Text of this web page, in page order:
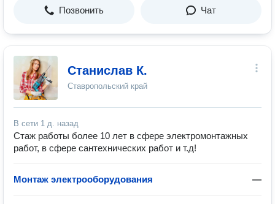
Позвонить Чат
Станислав К.
Ставропольский край
В сети 1 д. назад
Стаж работы более 10 лет в сфере электромонтажных
работ, в сфере сантехнических работ и т.д!
Монтаж электрооборудования —